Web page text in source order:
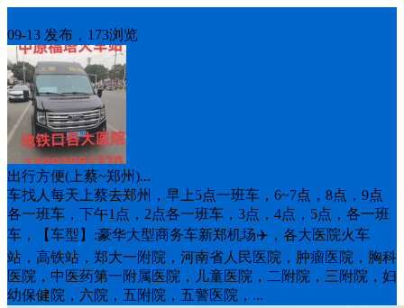
09-13 发布，173浏览
出行方便(上蔡~郑州)...
车找人每天上蔡去郑州，早上5点一班车，6~7点，8点，9点
各一班车，下午1点，2点各一班车，3点，4点，5点，各一班
车，【车型】:豪华大型商务车新郑机场✈️，各大医院火车
站，高铁站，郑大一附院，河南省人民医院，肿瘤医院，胸科
医院，中医药第一附属医院，儿童医院，二附院，三附院，妇
幼保健院，六院，五附院，五警医院，...